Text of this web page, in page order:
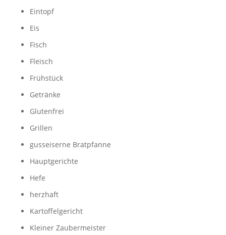
Eintopf
Eis
Fisch
Fleisch
Frühstück
Getränke
Glutenfrei
Grillen
gusseiserne Bratpfanne
Hauptgerichte
Hefe
herzhaft
Kartoffelgericht
Kleiner Zaubermeister